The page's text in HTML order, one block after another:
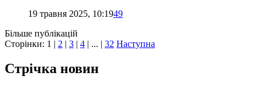
19 травня 2025, 10:1949
Більше публікацій
Сторінки: 1 | 2 | 3 | 4 | ... | 32 Наступна
Стрічка новин